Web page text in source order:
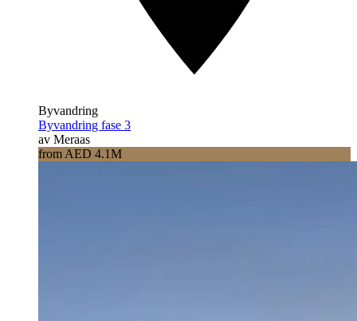
Byvandring
Byvandring fase 3
av Meraas
from AED 4.1M